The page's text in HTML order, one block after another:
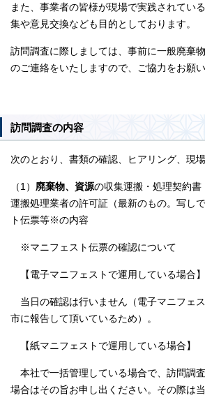
また、事業者の皆様が現場で実践されてい
集や意見交換なども目的としております。
訪問調査に際しましては、事前に一般廃棄
のご連絡をいたしますので、ご協力をお願い
訪問調査の内容
次のとおり、書類の確認、ヒアリング、現
（1） 廃棄物、資源の収集運搬・処理契約
運搬処理業者の許可証（最新のもの。写し
ト伝票等※の内容
※マニフェスト伝票の確認について
【電子マニフェストで運用している場合】
当日の確認は行いません（電子マニフェ
市に報告して頂いているため）。
【紙マニフェストで運用している場合】
本社で一括管理している場合で、訪問調
場合はその旨お申し出ください。その際は